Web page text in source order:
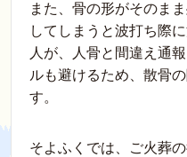
また、骨の形がそのま
してしまうと波打ち際
人が、人骨と間違え通
ルも避けるため、散骨
す。
そよふくでは、ご火葬